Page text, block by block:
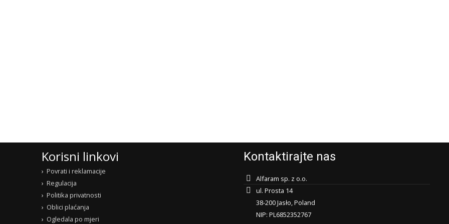
Korisni linkovi
Povrati i reklamacije
Regulacija
Politika privatnosti
Oblici plaćanja
Ogledala po mjeri
Kontaktirajte nas
Alfaram sp. z o.o.
ul. Prosta 14
38-200 Jasło, Poland
NIP: PL6852352767